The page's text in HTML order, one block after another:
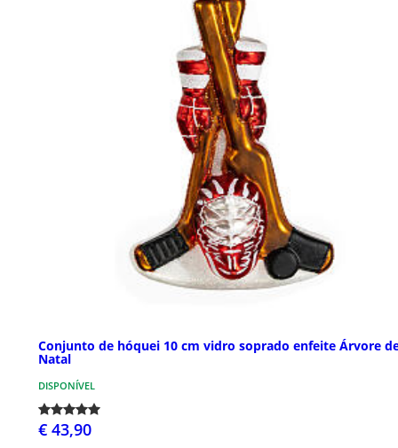
Conjunto de hóquei 10 cm vidro soprado enfeite Árvore
Natal
DISPONÍVEL
€ 43,90